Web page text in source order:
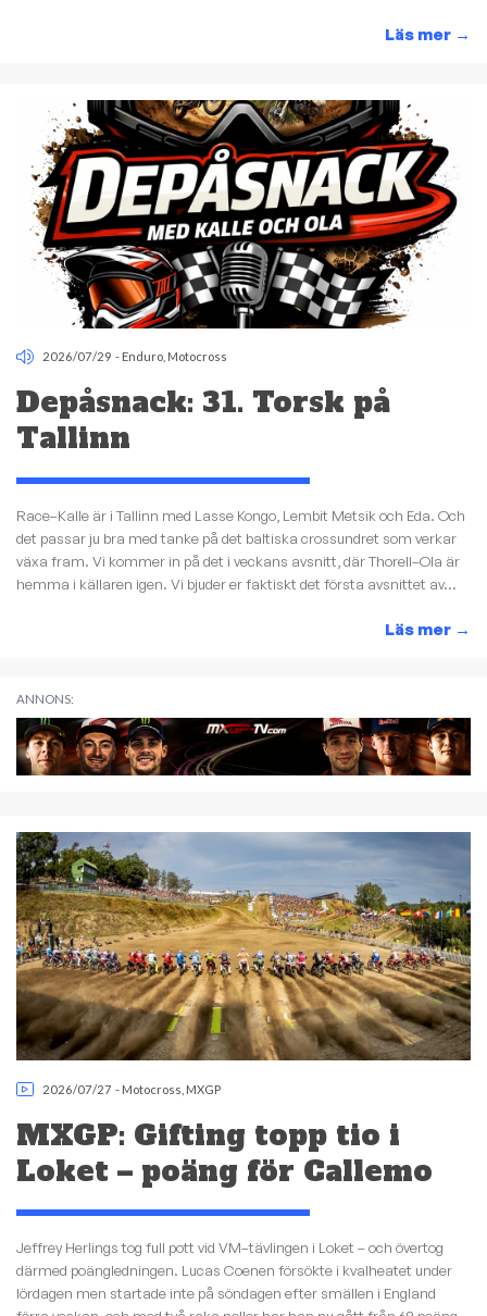
Läs mer →
2026/07/29 - Enduro Motocross
Depåsnack: 31. Torsk på
Tallinn
Race–Kalle är i Tallinn med Lasse Kongo, Lembit Metsik och Eda. Och
det passar ju bra med tanke på det baltiska crossundret som verkar
växa fram. Vi kommer in på det i veckans avsnitt, där Thorell–Ola är
hemma i källaren igen. Vi bjuder er faktiskt det första avsnittet av...
Läs mer →
ANNONS:
2026/07/27 - Motocross MXGP
MXGP: Gifting topp tio i
Loket – poäng för Callemo
Jeffrey Herlings tog full pott vid VM–tävlingen i Loket – och övertog
därmed poängledningen. Lucas Coenen försökte i kvalheatet under
lördagen men startade inte på söndagen efter smällen i England